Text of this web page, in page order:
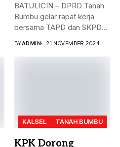
BATULICIN – DPRD Tanah
Bumbu gelar rapat kerja
bersama TAPD dan SKPD...
BYADMIN 21 NOVEMBER 2024
KALSEL TANAH BUMBU
KPK Dorong